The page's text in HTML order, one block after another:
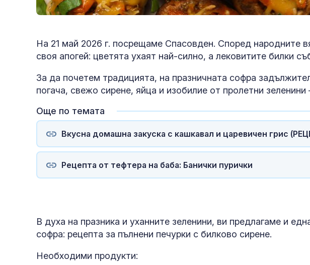
На 21 май 2026 г. посрещаме Спасовден. Според народните
своя апогей: цветята ухаят най-силно, а лековитите билки
За да почетем традицията, на празничната софра
погача, свежо сирене, яйца и изобилие от пролетни зеленини
Още по темата
Вкусна домашна закуска с кашкавал и царевичен грис
Рецепта от тефтера на баба: Банички пурички
В духа на празника и уханните зеленини, ви предлагаме и
софра: рецепта за пълнени печурки с билково сирене.
Необходими продукти: